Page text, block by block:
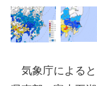
気象庁によると